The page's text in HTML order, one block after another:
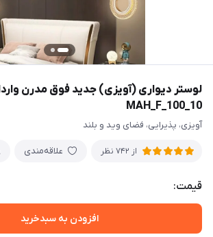
لوستر دیواری (آویزی) جدید فوق مدرن
MAH_F_100_10
آویزی، پذیرایی، فضای وید و بلند
از 742 نظر علاقه‌مندی
قیمت:
افزودن به سبدخرید